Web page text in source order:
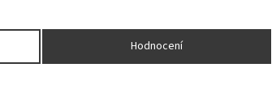
Hodnocení